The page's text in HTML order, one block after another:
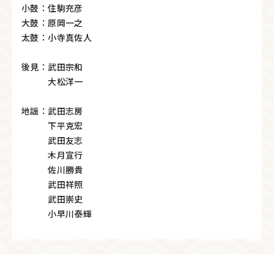
小鼓：住駒充彦
大鼓：原岡一之
太鼓：小寺真佐人
後見：武田宗和
大松洋一
地謡：武田志房
下平克宏
武田友志
木月宣行
佐川勝貴
武田祥照
武田崇史
小早川泰輝